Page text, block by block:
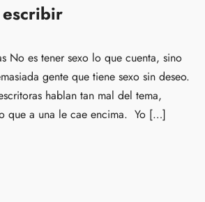
escribir
No es tener sexo lo que cuenta, sino
gente que tiene sexo sin deseo.
hablan tan mal del tema,
que a una le cae encima. Yo […]